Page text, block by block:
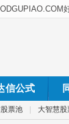
信公式
票池 大智慧股